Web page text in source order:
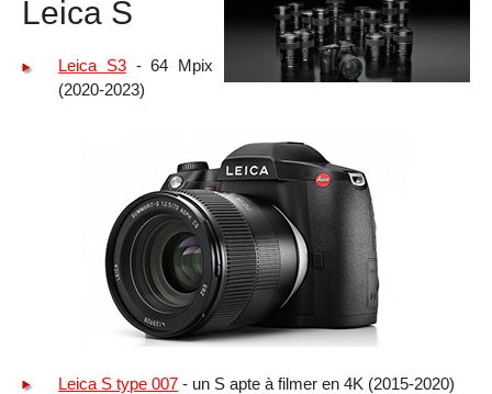
Leica S
Leica S3- 64 Mpix
(2020-2023)
Leica S type 007 - un S apte à filmer en 4K (2015-2020)